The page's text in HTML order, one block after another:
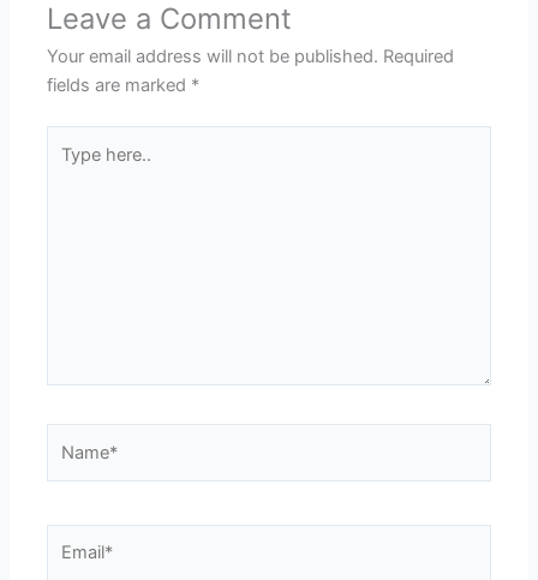
Leave a Comment
Your email address will not be published. Required
fields are marked *
here..